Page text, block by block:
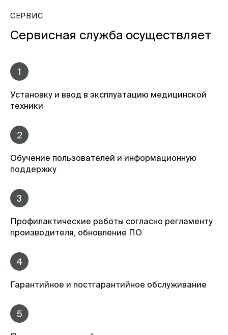
СЕРВИС
Сервисная служба осуществляет
1
Установку и ввод в эксплуатацию медицинской
техники
2
Обучение пользователей и информационную
поддержку
3
Профилактические работы согласно регламенту
производителя, обновление ПО
4
Гарантийное и постгарантийное обслуживание
5